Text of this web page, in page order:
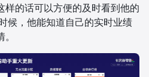
样的话可以方便的及时看到他的
候，他能知道自己的实时业绩